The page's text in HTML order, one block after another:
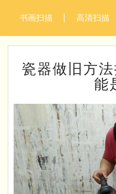
书画扫描 高清扫描
瓷器做旧方
能